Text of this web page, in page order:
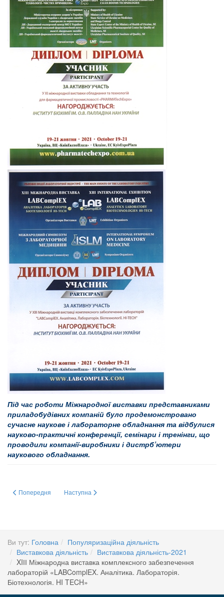
Під час роботи Міжнародної виставки представниками
приладобудівних компаній було продемонстровано
сучасне наукове і лабораторне обладнання та відбулися
науково-практичні конференції, семінари і тренінги, що
проводили компанії-виробники і дистрб’ютери
наукового обладнання.
Попередня стаття: XIII Міжнародна виставка «LABComplEX. Аналітика.
Попередня Наступна стаття: XIІ Міжнародний медичний форум
Наступна
Ви тут: Головна
Популяризаційна діяльність
Виставкова діяльність
Виставкова діяльність-2021
XIІІ Міжнародна виставка комплексного забезпечення
лабораторій «LABComplEX. Аналітика. Лабораторія.
Біотехнологія. HI TECH»